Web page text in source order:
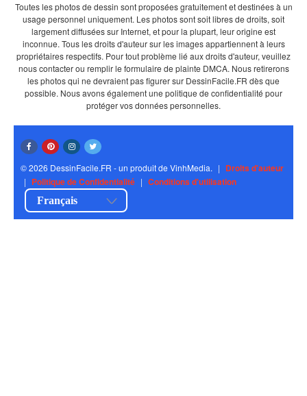
Toutes les photos de dessin sont proposées gratuitement et destinées à un
usage personnel uniquement. Les photos sont soit libres de droits, soit
largement diffusées sur Internet, et pour la plupart, leur origine est
inconnue. Tous les droits d'auteur sur les images appartiennent à leurs
propriétaires respectifs. Pour tout problème lié aux droits d'auteur, veuillez
nous contacter ou remplir le formulaire de plainte DMCA. Nous retirerons
les photos qui ne devraient pas figurer sur DessinFacile.FR dès que
possible. Nous avons également une politique de confidentialité pour
protéger vos données personnelles.
© 2026 DessinFacile.FR - un produit de VinhMedia. | Droits d'auteur
| Politique de Confidentialité | Conditions d'utilisation
Français